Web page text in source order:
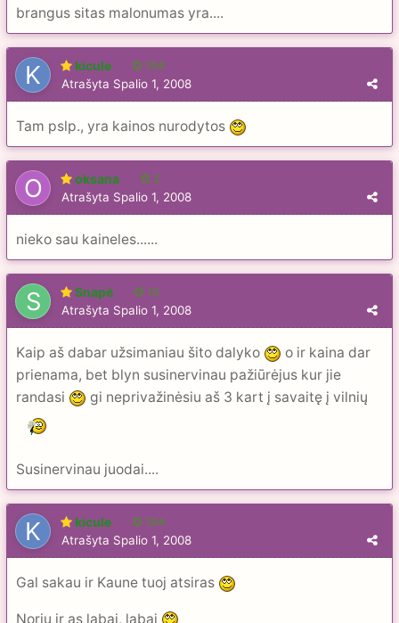
brangus sitas malonumas yra....
kicule 104
Atrašyta Spalio 1, 2008
Tam pslp., yra kainos nurodytos
oksana 2
Atrašyta Spalio 1, 2008
nieko sau kaineles......
Snapė 13
Atrašyta Spalio 1, 2008
Kaip aš dabar užsimaniau šito dalyko
o ir kaina dar
prienama, bet blyn susinervinau pažiūrėjus kur jie
randasi
gi neprivažinėsiu aš 3 kart į savaitę į vilnių
Susinervinau juodai....
kicule 104
Atrašyta Spalio 1, 2008
Gal sakau ir Kaune tuoj atsiras
Noriu ir as labai, labai